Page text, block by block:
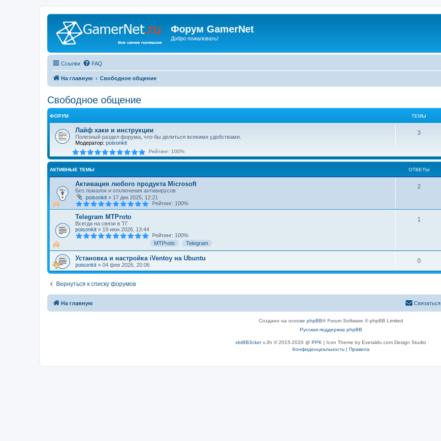
Форум GamerNet
Добро пожаловать!
Ссылки FAQ
На главную Свободное общение
Свободное общение
ФОРУМ ТЕМЫ
Лайф хаки и инструкции
Полезный раздел форума, что-бы делиться всякими удобствами.
Модератор: poisonkit
3
Рейтинг: 100%
АКТИВНЫЕ ТЕМЫ ОТВЕТЫ
Активация любого продукта Microsoft
Без ломалок и отключения антивирусов
poisonkit » 17 дек 2025, 12:21
Рейтинг: 100%
2
Telegram MTProto
Всегда на связи в ТГ
poisonkit » 19 июн 2026, 13:44
Рейтинг: 100%
MTProto
Telegram
1
Установка и настройка iVentoy на Ubuntu
poisonkit » 04 фев 2026, 20:06
0
Вернуться к списку форумов
На главную
Создано на основе phpBB® Forum Software © phpBB Limited
Русская поддержка phpBB
xbtBB3ckerv.3h © 2015-2020 @ PPK | Icon Theme by Everaldo.com Design Studio
Конфиденциальность| Правила